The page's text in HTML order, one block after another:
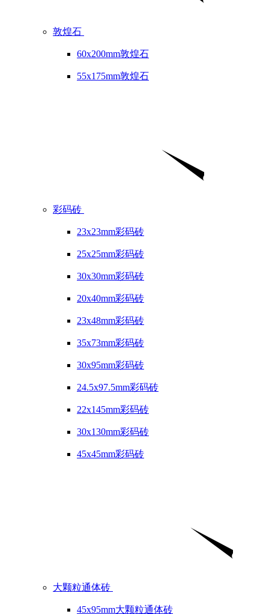
敦煌石
60x200mm敦煌石
55x175mm敦煌石
彩码砖
23x23mm彩码砖
25x25mm彩码砖
30x30mm彩码砖
20x40mm彩码砖
23x48mm彩码砖
35x73mm彩码砖
30x95mm彩码砖
24.5x97.5mm彩码砖
22x145mm彩码砖
30x130mm彩码砖
45x45mm彩码砖
大颗粒通体砖
45x95mm大颗粒通体砖